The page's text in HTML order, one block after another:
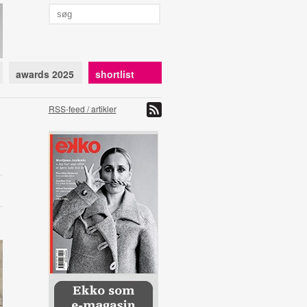
awards 2025 shortlist
RSS-feed / artikler